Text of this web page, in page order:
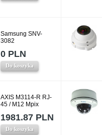
Samsung SNV-
3082
0 PLN
Do koszyka
AXIS M3114-R RJ-
45 / M12 Mpix
1981.87 PLN
Do koszyka